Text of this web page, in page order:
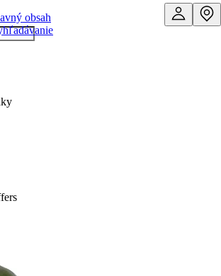
obsah